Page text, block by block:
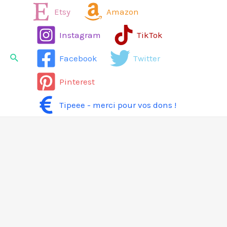
Rechercher
Etsy Amazon
Instagram TikTok
Facebook Twitter
Pinterest
Tipeee - merci pour vos dons !